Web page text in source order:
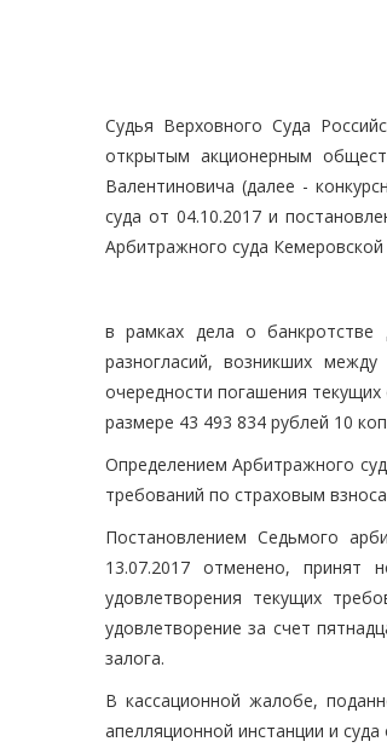
Судья Верховного Суда
открытым акционерным
Валентиновича (далее -
суда от 04.10.2017 и
Арбитражного суда
в рамках дела о банкротстве
разногласий, возникших
очередности погашения
размере 43 493 834 рублей 10
Определением Арбитражного
требований по страховым
Постановлением Седьмого
13.07.2017 отменено, принят
удовлетворения текущих
удовлетворение за счет
залога.
В кассационной жалобе,
апелляционной инстанции и